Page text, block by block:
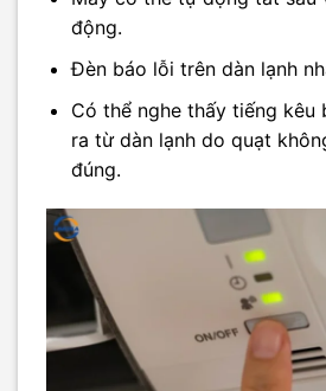
động.
Đèn báo lỗi trên dàn lạnh
Có thể nghe thấy tiếng kêu
ra từ dàn lạnh do quạt
đúng.